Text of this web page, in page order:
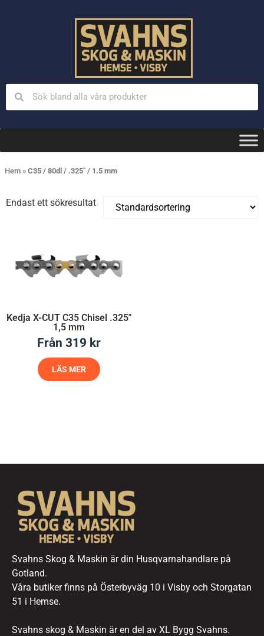
Hem » C35 / 80dl / .325" / 1.5 mm
Endast ett sökresultat
Kedja X-CUT C35 Chisel .325″
1,5 mm
Från 319 kr
LÄS MER
Svahns Skog & Maskin är din Husqvarnahandlare på
Gotland.
Våra butiker finns på Österbyväg 10 i Visby och Storgatan
51 i Hemse.
Svahns skog & Maskin är en del av XL Bygg Svahns.